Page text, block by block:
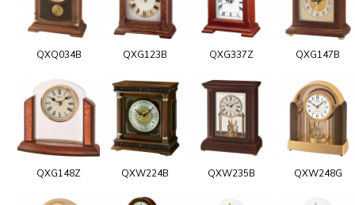
QXQ034B QXG123B QXG337Z QXG147B
QXG148Z QXW224B QXW235B QXW248G